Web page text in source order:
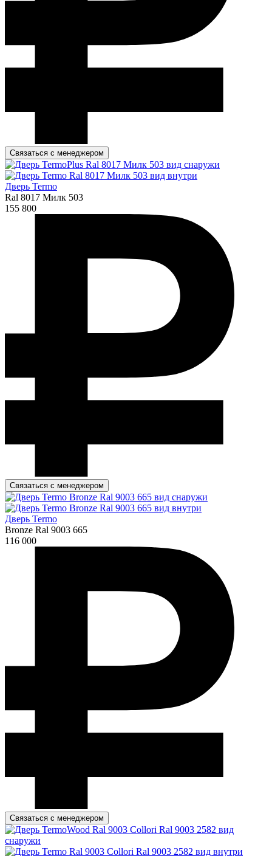
Связаться с менеджером
Дверь Termo
Ral 8017 Милк 503
155 800
Связаться с менеджером
Дверь Termo
Bronze Ral 9003 665
116 000
Связаться с менеджером